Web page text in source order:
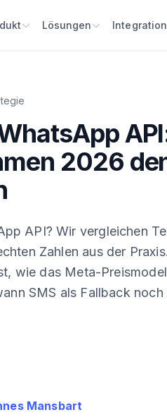
Lösungen
2026
API? Wir vergleichen
Zahlen aus der
wie das Meta-
SMS als Fallback noch
Mansbart